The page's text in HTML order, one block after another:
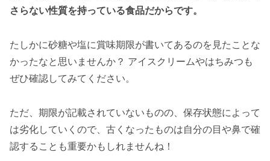
さらない性質を持っている食品だからです。
たしかに砂糖や塩に賞味期限が書いてあるのを見たことな
かったなと思いませんか？ アイスクリームやはちみつも
ぜひ確認してみてください。
ただ、期限が記載されていないものの、保存状態によって
は劣化していくので、古くなったものは自分の目や鼻で確
認することも重要かもしれませんね！